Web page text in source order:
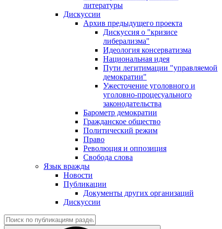
литературы
Дискуссии
Архив предыдущего проекта
Дискуссия о "кризисе
либерализма"
Идеология консерватизма
Национальная идея
Пути легитимации "управляемой
демократии"
Ужесточение уголовного и
уголовно-процесуального
законодательства
Барометр демократии
Гражданское общество
Политический режим
Право
Революция и оппозиция
Свобода слова
Язык вражды
Новости
Публикации
Документы других организаций
Дискуссии